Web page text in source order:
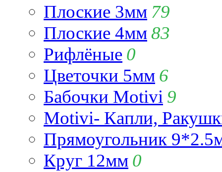
Плоские 3мм 79
Плоские 4мм83
Рифлёные 0
Цветочки 5мм 6
Бабочки Motivi 9
Motivi- Капли,
Прямоугольник
Круг 12мм 0